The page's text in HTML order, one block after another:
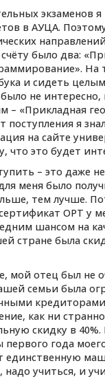
экзаменов
в АУЦА.
было два:
На
и сидеть
не интересно,
– «Прикладная
поступления я
на сайте
что это будет
– это даже
меня было
тем лучше.
ОРТ у
шансом на
стране была
мой отец был не
семьи была
как ни
скидку в 40%.
года
единственную
надо учиться, и